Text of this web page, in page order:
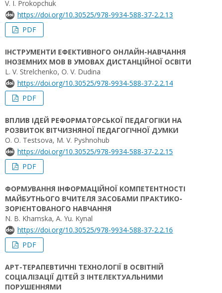
V. I. Prokopchuk
https://doi.org/10.30525/978-9934-588-37-2.2.13
PDF
ІНСТРУМЕНТИ ЕФЕКТИВНОГО ОНЛАЙН-НАВЧАННЯ
ІНОЗЕМНИХ МОВ В УМОВАХ ДИСТАНЦІЙНОЇ ОСВІТИ
L. V. Strelchenko, O. V. Dudina
https://doi.org/10.30525/978-9934-588-37-2.2.14
PDF
ВПЛИВ ІДЕЙ РЕФОРМАТОРСЬКОЇ ПЕДАГОГІКИ НА
РОЗВИТОК ВІТЧИЗНЯНОЇ ПЕДАГОГІЧНОЇ ДУМКИ
O. О. Testsova, M. V. Pyshnohub
https://doi.org/10.30525/978-9934-588-37-2.2.15
PDF
ФОРМУВАННЯ ІНФОРМАЦІЙНОЇ КОМПЕТЕНТНОСТІ
МАЙБУТНЬОГО ВЧИТЕЛЯ ЗАСОБАМИ ПРАКТИКО-
ЗОРІЄНТОВАНОГО НАВЧАННЯ
N. B. Khamska, A. Yu. Kynal
https://doi.org/10.30525/978-9934-588-37-2.2.16
PDF
АРТ-ТЕРАПЕВТИЧНІ ТЕХНОЛОГІЇ В ОСВІТНІЙ
СОЦІАЛІЗАЦІЇ ДІТЕЙ З ІНТЕЛЕКТУАЛЬНИМИ
ПОРУШЕННЯМИ